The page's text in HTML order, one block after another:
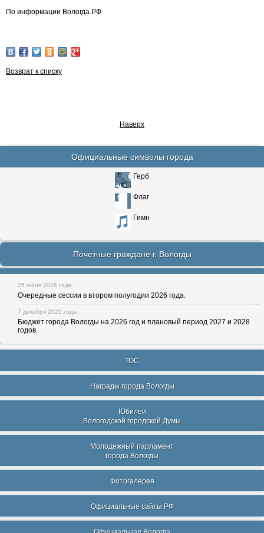
По информации Вологда.РФ
Возврат к списку
Наверх
Официальные символы города
Герб
Флаг
Гимн
Почетные граждане г. Вологды
25 июня 2026 года
Очередные сессии в втором полугодии 2026 года.
7 декабря 2025 года
Бюджет города Вологды на 2026 год и плановый период 2027 и 2028
годов.
ТОС
Награды города Вологды
Юбилеи
Вологодской городской Думы
Молодежный парламент
города Вологды
Фотогалерея
Официальные сайты РФ